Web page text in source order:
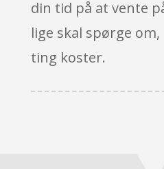
din tid på at vente
lige skal spørge
ting koster.